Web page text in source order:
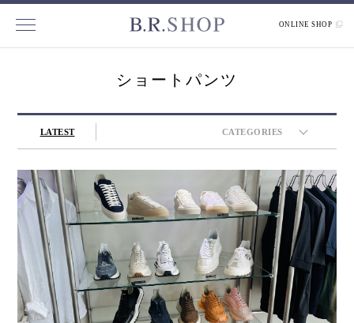
ONLINE SHOP
ショートパンツ
LATEST CATEGORIES